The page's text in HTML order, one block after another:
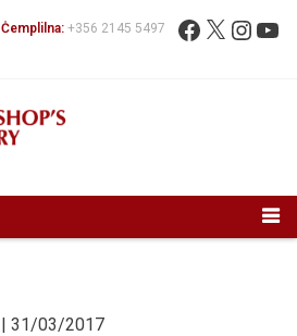
Fittex: Facebook
X
Ċemplilna: +356 2145 5497
| 31/03/2017